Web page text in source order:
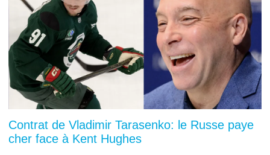
Contrat de Vladimir Tarasenko: le Russe paye
cher face à Kent Hughes